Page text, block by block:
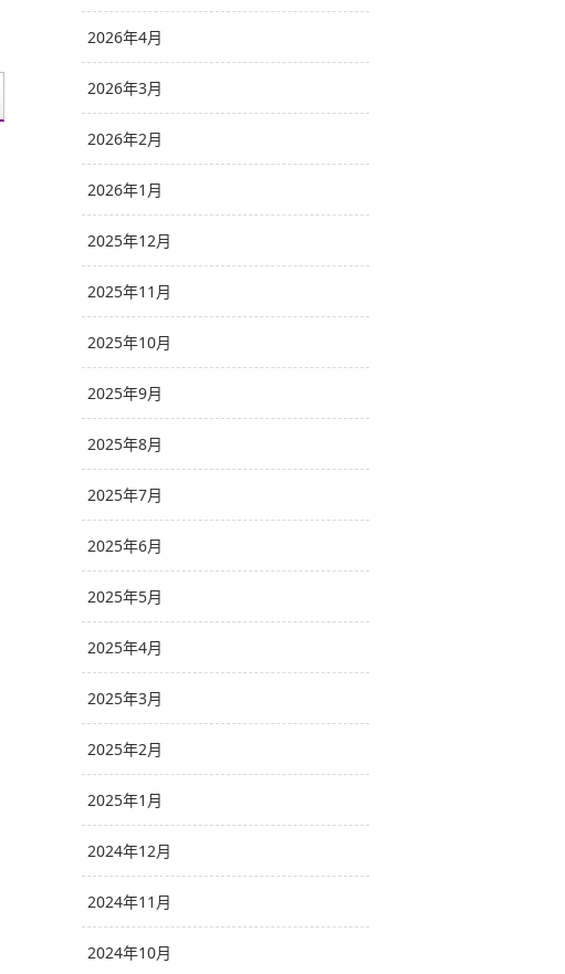
2026年4月
2026年3月
2026年2月
2026年1月
2025年12月
2025年11月
2025年10月
2025年9月
2025年8月
2025年7月
2025年6月
2025年5月
2025年4月
2025年3月
2025年2月
2025年1月
2024年12月
2024年11月
2024年10月